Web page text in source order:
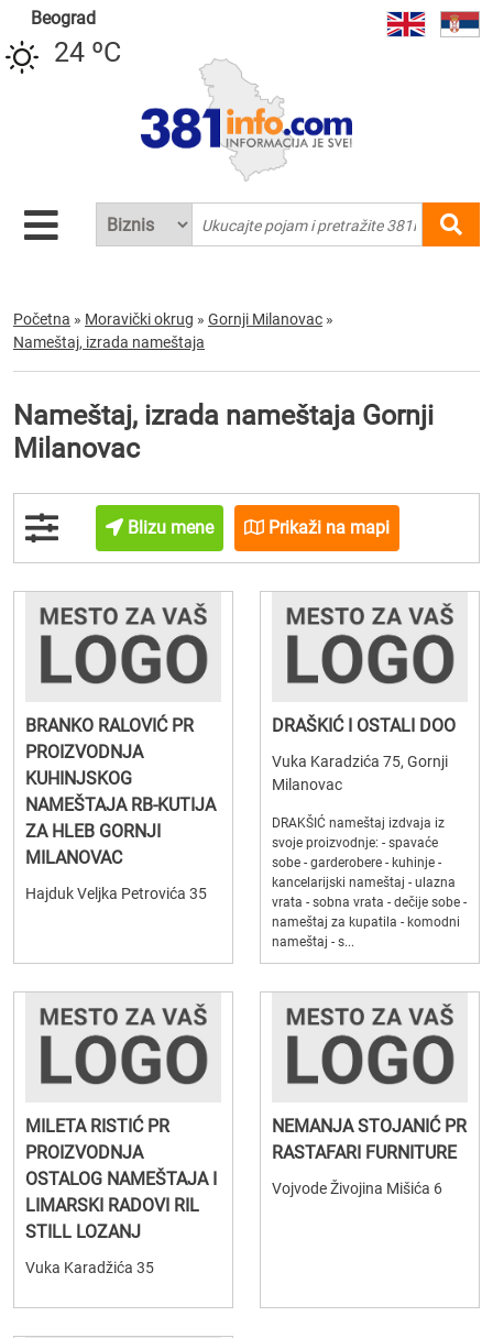
Beograd
24 ºC
Početna » Moravički okrug » Gornji Milanovac »
Nameštaj, izrada nameštaja
Nameštaj, izrada nameštaja Gornji
Milanovac
Blizu mene Prikaži na mapi
BRANKO RALOVIĆ PR
PROIZVODNJA
KUHINJSKOG
NAMEŠTAJA RB-KUTIJA
ZA HLEB GORNJI
MILANOVAC
Hajduk Veljka Petrovića 35
DRAŠKIĆ I OSTALI DOO
Vuka Karadzića 75, Gornji
Milanovac
DRAKŠIĆ nameštaj izdvaja iz
svoje proizvodnje: - spavaće
sobe - garderobere - kuhinje -
kancelarijski nameštaj - ulazna
vrata - sobna vrata - dečije sobe -
nameštaj za kupatila - komodni
nameštaj - s...
MILETA RISTIĆ PR
PROIZVODNJA
OSTALOG NAMEŠTAJA I
LIMARSKI RADOVI RIL
STILL LOZANJ
Vuka Karadžića 35
NEMANJA STOJANIĆ PR
RASTAFARI FURNITURE
Vojvode Živojina Mišića 6